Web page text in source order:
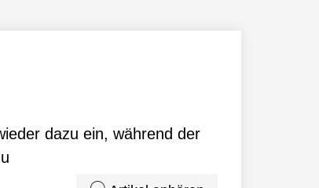
dazu ein, während der